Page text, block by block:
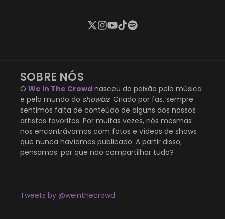
SOBRE NÓS
O We In The Crowd nasceu da paixão pela música
e pelo mundo do showbiz. Criado por fãs, sempre
sentimos falta de conteúdo de alguns dos nossos
artistas favoritos. Por muitas vezes, nós mesmas
nos encontrávamos com fotos e vídeos de shows
que nunca havíamos publicado. A partir disso,
pensamos: por que não compartilhar tudo?
Tweets by @weinthecrowd